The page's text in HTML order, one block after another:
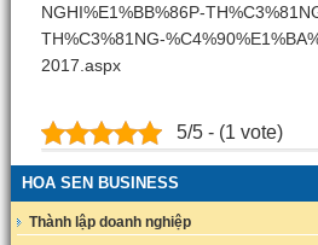
NGHI%E1%BB%86P-
TH%C3%81NG-
2017.aspx
5/5 - (1 vote)
HOA SEN BUSINESS
Thành lập doanh nghiệp